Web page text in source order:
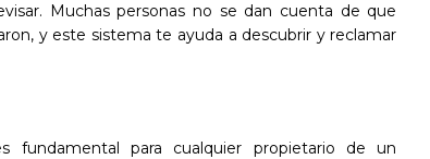
Muchas personas no se dan cuenta de que
y este sistema te ayuda a descubrir y reclamar
fundamental para cualquier propietario de un